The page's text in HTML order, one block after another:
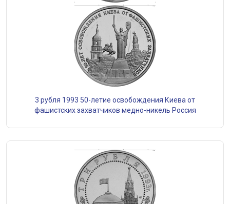
3 рубля 1993 50-летие освобождения Киева от
фашистских захватчиков медно-никель Россия